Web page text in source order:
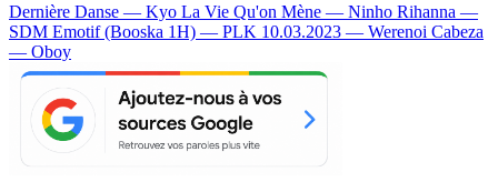
Dernière Danse — Kyo La Vie Qu'on Mène — Ninho Rihanna —
SDM Emotif (Booska 1H) — PLK 10.03.2023 — Werenoi Cabeza
— Oboy